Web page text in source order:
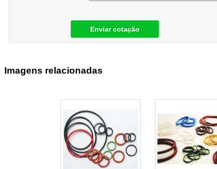
Enviar cotação
Imagens relacionadas